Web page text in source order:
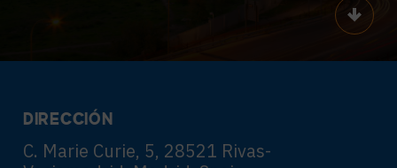
Scroll
DIRECCIÓN
C. Marie Curie, 5, 28521 Rivas-